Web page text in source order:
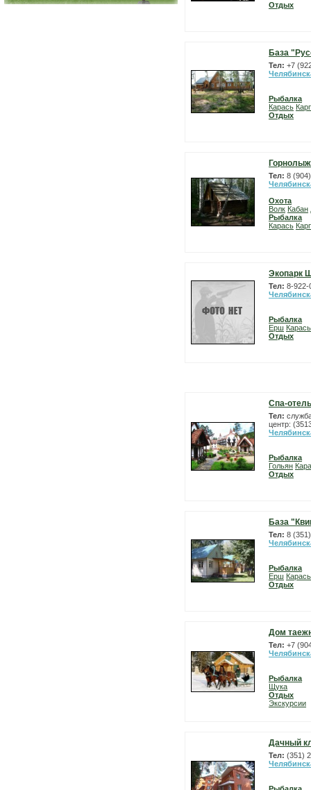
Отдых
База
Тел: +7
Рыбалка
Карась
Отдых
Тел: 8
Охота
Волк Кабан
Рыбалка
Карась
Экопарк
Тел: 8-922-
Рыбалка
Ерш Карась
Отдых
Спа-
Тел:
центр:
Рыбалка
Гольян
Отдых
База
Тел: 8
Рыбалка
Ерш Карась
Отдых
Дом
Тел: +7
Рыбалка
Щука
Отдых
Экскурсии
Дачный
Тел: (351)